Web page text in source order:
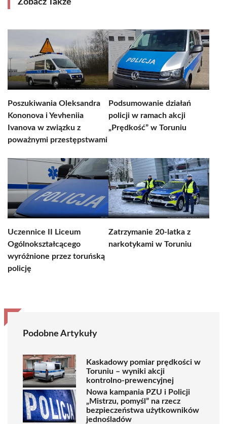
Zobacz Także
Poszukiwania Oleksandra
Kononova i Yevheniia
Ivanova w związku z
poważnymi przestępstwami
Podsumowanie działań
policji w ramach akcji
„Prędkość” w Toruniu
Uczennice II Liceum
Ogólnokształcącego
wyróżnione przez toruńską
policję
Zatrzymanie 20-latka z
narkotykami w Toruniu
Podobne Artykuły
Kaskadowy pomiar prędkości w
Toruniu – wyniki akcji
kontrolno-prewencyjnej
Nowa kampania PZU i Policji
„Mistrzu, pomyśl” na rzecz
bezpieczeństwa użytkowników
jednośladów